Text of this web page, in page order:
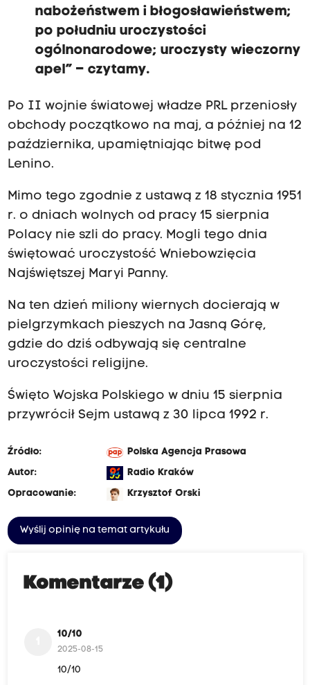
nabożeństwem i błogosławieństwem;
po południu uroczystości
ogólnonarodowe; uroczysty wieczorny
apel” – czytamy.
Po II wojnie światowej władze PRL przeniosły
obchody początkowo na maj, a później na 12
października, upamiętniając bitwę pod
Lenino.
Mimo tego zgodnie z ustawą z 18 stycznia 1951
r. o dniach wolnych od pracy 15 sierpnia
Polacy nie szli do pracy. Mogli tego dnia
świętować uroczystość Wniebowzięcia
Najświętszej Maryi Panny.
Na ten dzień miliony wiernych docierają w
pielgrzymkach pieszych na Jasną Górę,
gdzie do dziś odbywają się centralne
uroczystości religijne.
Święto Wojska Polskiego w dniu 15 sierpnia
przywrócił Sejm ustawą z 30 lipca 1992 r.
Źródło:
Polska Agencja Prasowa
Autor:
Radio Kraków
Opracowanie:
Krzysztof Orski
Wyślij opinię na temat artykułu
Komentarze (1)
10/10
2025-08-15
10/10